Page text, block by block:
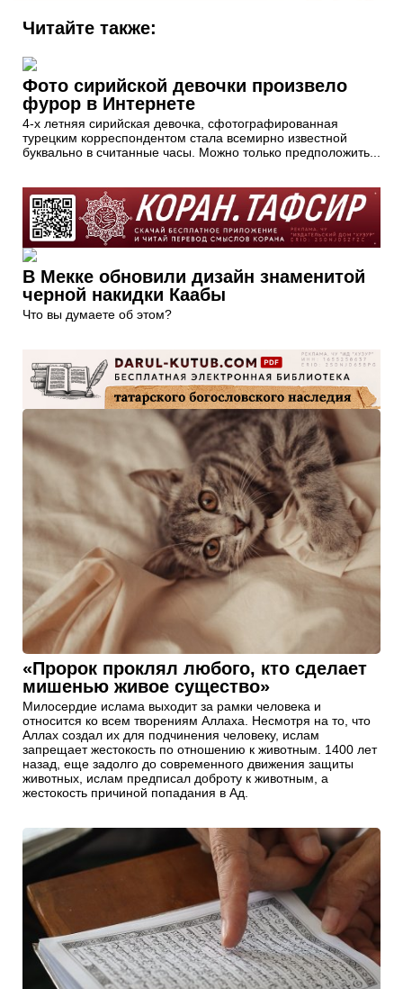
Читайте также:
Фото сирийской девочки произвело
фурор в Интернете
4-х летняя сирийская девочка, сфотографированная
турецким корреспондентом стала всемирно известной
буквально в считанные часы. Можно только предположить...
В Мекке обновили дизайн знаменитой
черной накидки Каабы
Что вы думаете об этом?
«Пророк проклял любого, кто сделает
мишенью живое существо»
Милосердие ислама выходит за рамки человека и
относится ко всем творениям Аллаха. Несмотря на то, что
Аллах создал их для подчинения человеку, ислам
запрещает жестокость по отношению к животным. 1400 лет
назад, еще задолго до современного движения защиты
животных, ислам предписал доброту к животным, а
жестокость причиной попадания в Ад.